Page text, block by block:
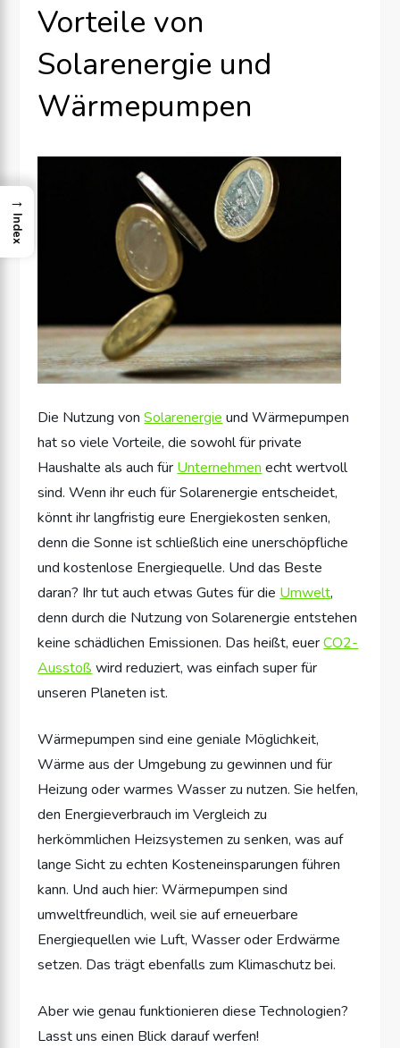
Vorteile von
Solarenergie und
Wärmepumpen
Die Nutzung vonSolarenergie und Wärmepumpen
hat so viele Vorteile, die sowohl für private
Haushalte als auch für Unternehmen echt wertvoll
sind. Wenn ihr euch für Solarenergie entscheidet,
könnt ihr langfristig eure Energiekosten senken,
denn die Sonne ist schließlich eine unerschöpfliche
und kostenlose Energiequelle. Und das Beste
daran? Ihr tut auch etwas Gutes für die Umwelt,
denn durch die Nutzung von Solarenergie entstehen
keine schädlichen Emissionen. Das heißt, euerCO2-
Ausstoß wird reduziert, was einfach super für
unseren Planeten ist.
Wärmepumpen sind eine geniale Möglichkeit,
Wärme aus der Umgebung zu gewinnen und für
Heizung oder warmes Wasser zu nutzen. Sie helfen,
den Energieverbrauch im Vergleich zu
herkömmlichen Heizsystemen zu senken, was auf
lange Sicht zu echten Kosteneinsparungen führen
kann. Und auch hier: Wärmepumpen sind
umweltfreundlich, weil sie auf erneuerbare
Energiequellen wie Luft, Wasser oder Erdwärme
setzen. Das trägt ebenfalls zum Klimaschutz bei.
Aber wie genau funktionieren diese Technologien?
Lasst uns einen Blick darauf werfen!
→
Index